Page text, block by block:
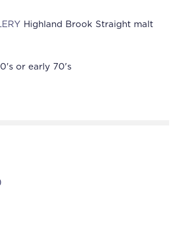
Highland Brook Straight malt
or early 70's